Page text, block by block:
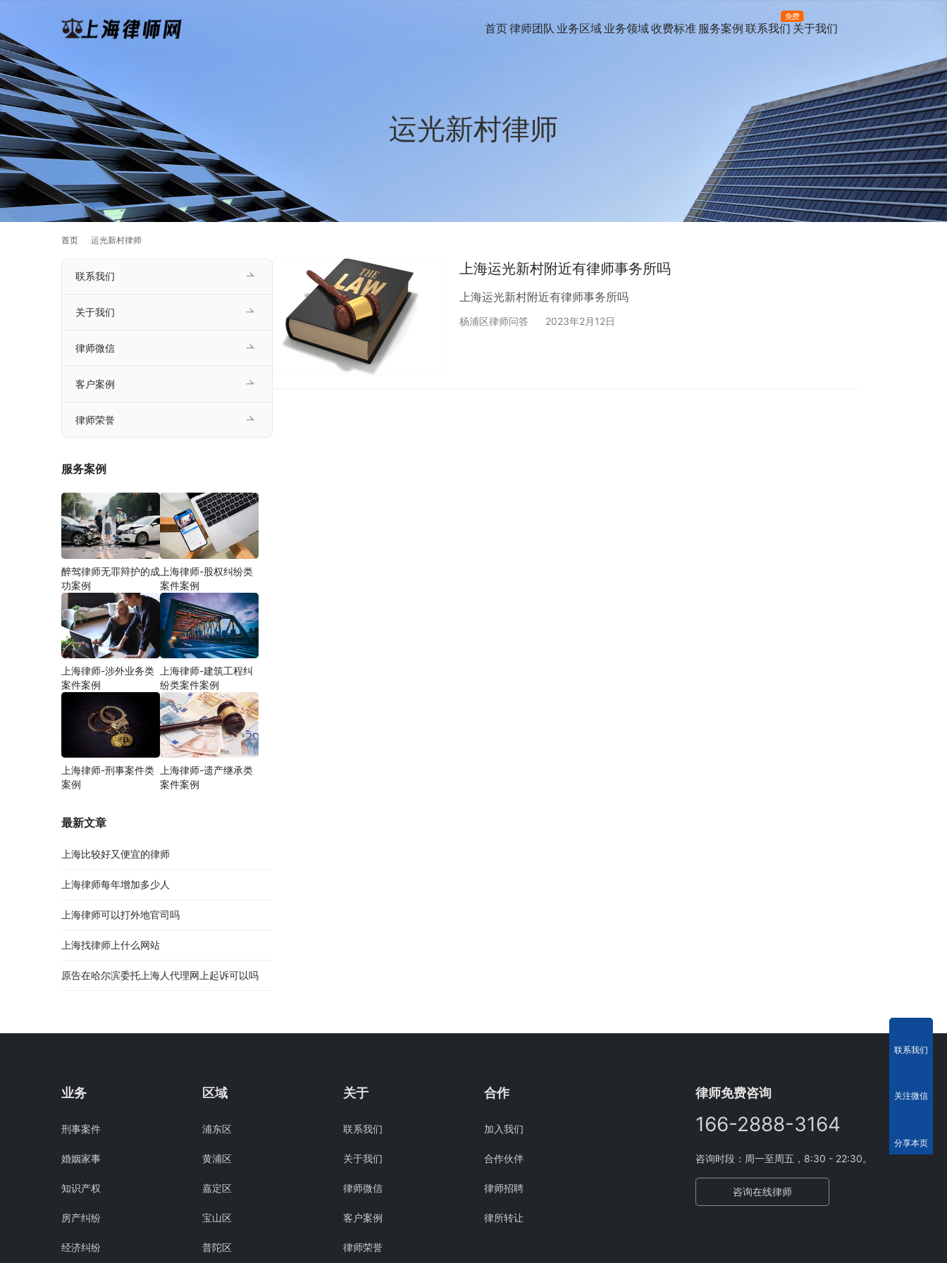
首页律师团队 业务区域 业务领域收费标准 服务案例 联系我们
免费
关于我们
运光新村律师
首页 运光新村律师
上海运光新村附近有律师事务所吗
上海运光新村附近有律师事务所吗
杨浦区律师问答 2023年2月12日
联系我们
关于我们
律师微信
客户案例
律师荣誉
服务案例
醉驾律师无罪辩护的成
功案例
上海律师-股权纠纷类
案件案例
上海律师-涉外业务类
案件案例
上海律师-建筑工程纠
纷类案件案例
上海律师-刑事案件类
案例
上海律师-遗产继承类
案件案例
最新文章
上海比较好又便宜的律师
上海律师每年增加多少人
上海律师可以打外地官司吗
上海找律师上什么网站
原告在哈尔滨委托上海人代理网上起诉可以吗
业务
刑事案件
婚姻家事
知识产权
房产纠纷
经济纠纷
区域
浦东区
黄浦区
嘉定区
宝山区
普陀区
关于
联系我们
关于我们
律师微信
客户案例
律师荣誉
合作
加入我们
合作伙伴
律师招聘
律所转让
律师免费咨询
166-2888-3164
咨询时段：周一至周五，8:30 - 22:30。
咨询在线律师
联系我们
关注微信
分享本页